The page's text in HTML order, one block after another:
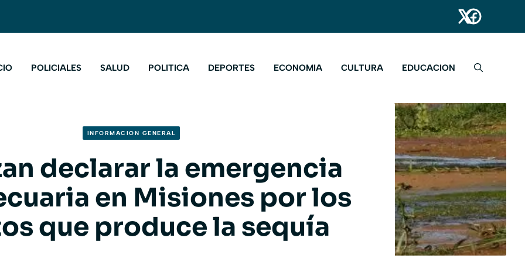
POLICIALES SALUD POLITICA DEPORTES ECONOMIA CULTURA EDUCACION
INFORMACION GENERAL
declarar la emergencia
en Misiones por los
que produce la sequía